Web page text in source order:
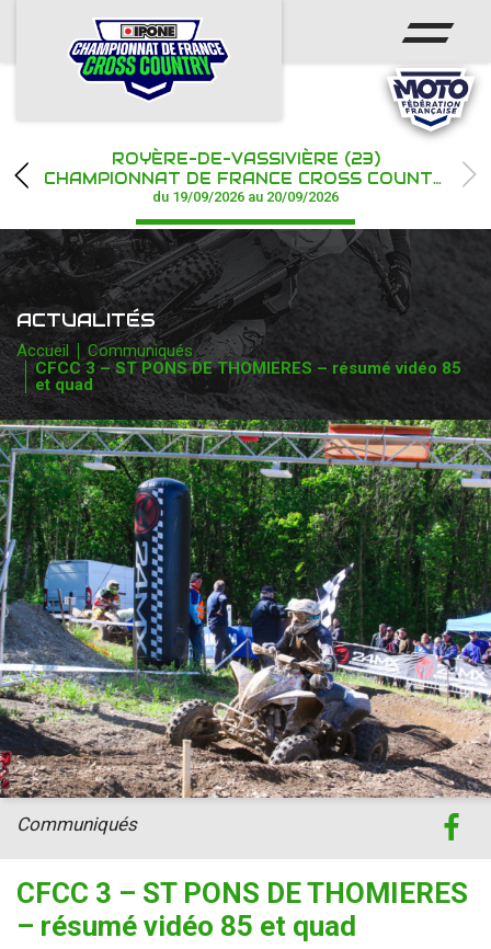
ACCUEIL
ACTUS
CHAMPIONNAT
RÉSULTATS
PHOTOS / WEB TV
PARTENAIRES
ROYÈRE-DE-VASSIVIÈRE (23)
CHAMPIONNAT DE FRANCE CROSS COUNTRY IPONE
du 19/09/2026 au 20/09/2026
ACTUALITÉS
Accueil
Communiqués
CFCC 3 – ST PONS DE THOMIERES – résumé vidéo 85
et quad
CFCC 3 – ST PONS DE THOMIERES
– résumé vidéo 85 et quad
Communiqués